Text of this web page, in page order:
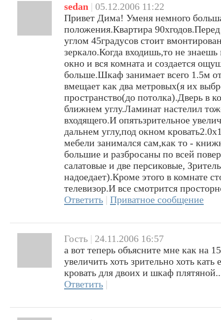
sedan | 05.12.2006 11:22
Привет Дима! Уменя немного
положения.Квартира
углом 45градусов стоит
зеркало.Когда входишь,то не
окно и вся комната и создается
больше.Шкаф занимает всего 1.5м
вмещает как два метровых(я их
пространство(до потолка).Дверь в
ближнем углу.Ламинат настелил
входящего.И опятьзрительное
дальнем углу,под окном
мебели занимался сам,как то -
большие и разбросаны по всей
салатовые и две персиковые,
надоедает).Кроме этого в комнате
телевизор.И все смотрится
Ответить | Приватное сообщение
Гость | 24.11.2006 16:57
а вот теперь объясните мне как на
увеличить хоть зрительно хоть
кровать для двоих и шкаф
Ответить |